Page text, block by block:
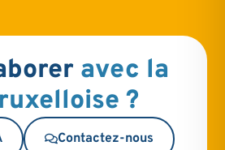
avec la
?
Contactez-nous